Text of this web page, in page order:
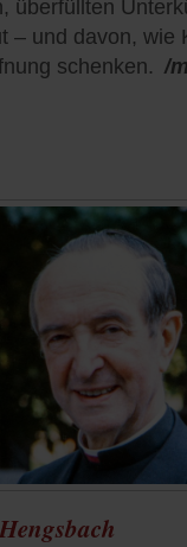
überfüllten
– und davon, wie
schenken. /